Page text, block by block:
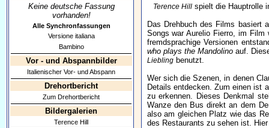
Keine deutsche Fassung
vorhanden!
Alle Synchronfassungen
Versione italiana
Bambino
Vor - und Abspannbilder
Italienischer Vor- und Abspann
Drehortbericht
Zum Drehortbericht
Bildergalerien
Terence Hill
Terence Hillspielt die Hauptrolle
Das Drehbuch des Films basiert
Songs war Aurelio Fierro, im
fremdsprachige Versionen
who plays the Mandolinoauf.
Lieblingbenutzt.
Wer sich die Szenen, in denen
Details entdecken. Zum einen ist
zu erkennen. Dieses Denkmal
Wanze den Bus direkt an dem
also am gleichen Platz wie das
des Restaurants zu sehen ist.